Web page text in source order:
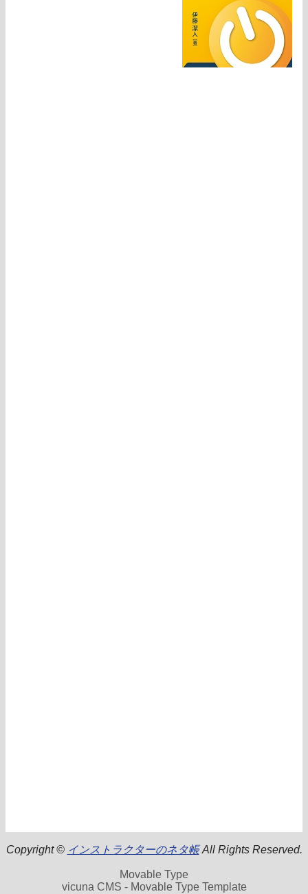
Copyright © インストラクターのネタ帳All Rights Reserved.
Movable Type
vicuna CMS - Movable Type Template